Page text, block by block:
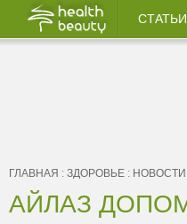
СТАТЬИ
ГЛАВНАЯ : ЗДОРОВЬЕ : НОВОСТИ
АЙЛАЗ